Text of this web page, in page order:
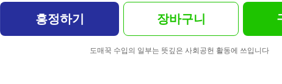
흥정하기 장바구니
도매꾹 수입의 일부는 뜻깊은 사회공헌 활동에 쓰입니다